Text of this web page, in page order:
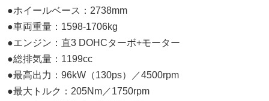
●ホイールベース：2738mm
●車両重量：1598-1706kg
●エンジン：直3 DOHCターボ+モーター
●総排気量：1199cc
●最高出力：96kW（130ps）／4500rpm
●最大トルク：205Nm／1750rpm